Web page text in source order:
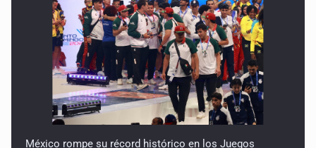
México rompe su récord histórico en los Juegos